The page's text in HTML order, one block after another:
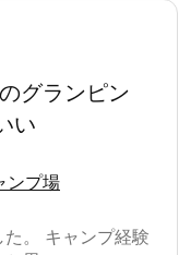
グランピン
い
ンプ場
。 キャンプ経験